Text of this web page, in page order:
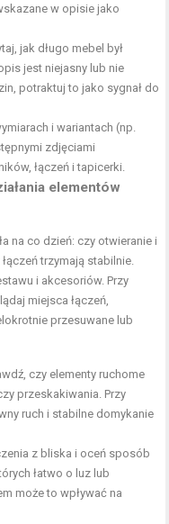
w opisie jako
jak długo mebel był
jest niejasny lub nie
potraktuj to jako sygnał do
i wariantach (np.
zdjęciami
łączeń i tapicerki.
elementów
na co dzień: czy otwieranie i
trzymają stabilnie.
i akcesoriów. Przy
miejsca łączeń,
przesuwane lub
czy elementy ruchome
przeskakiwania. Przy
ruch i stabilne domykanie
z bliska i oceń sposób
łatwo o luz lub
może to wpływać na